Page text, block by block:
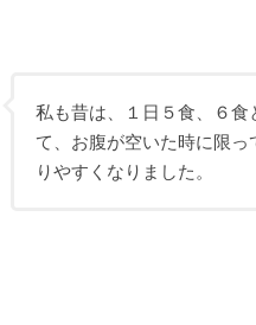
私も昔は、１日５食、６
て、お腹が空いた時に限
りやすくなりました。